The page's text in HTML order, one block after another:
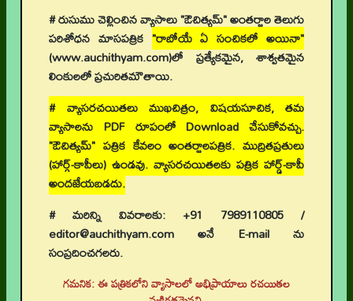
# రుసుము చెల్లించిన వ్యాసాలు "ఔచిత్యమ్" అంతర్జాల తెలుగు
పరిశోధన మాసపత్రిక "రాబోయే ఏ సంచికలో అయినా"
(www.auchithyam.com)లో ప్రత్యేకమైన, శాశ్వతమైన
లింకులలో ప్రచురితమౌతాయి.
# వ్యాసరచయితలు ముఖచిత్రం, విషయసూచిక, తమ
వ్యాసాలను PDF రూపంలో Download చేసుకోవచ్చు.
"ఔచిత్యమ్" పత్రిక కేవలం అంతర్జాలపత్రిక. ముద్రితప్రతులు
(హార్డ్-కాపీలు) ఉండవు. వ్యాసరచయితలకు పత్రిక హార్డ్-కాపీ
అందజేయబడదు.
# మరిన్ని వివరాలకు: +91 7989110805 /
editor@auchithyam.com అనే E-mail ను
సంప్రదించగలరు.
గమనిక: ఈ పత్రికలోని వ్యాసాలలో అభిప్రాయాలు రచయితల